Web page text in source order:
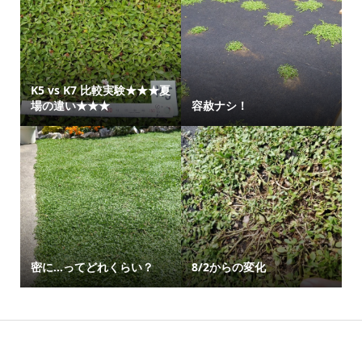
K5 vs K7 比較実験★★★夏
場の違い★★★
容赦ナシ！
密に…ってどれくらい？ 8/2からの変化